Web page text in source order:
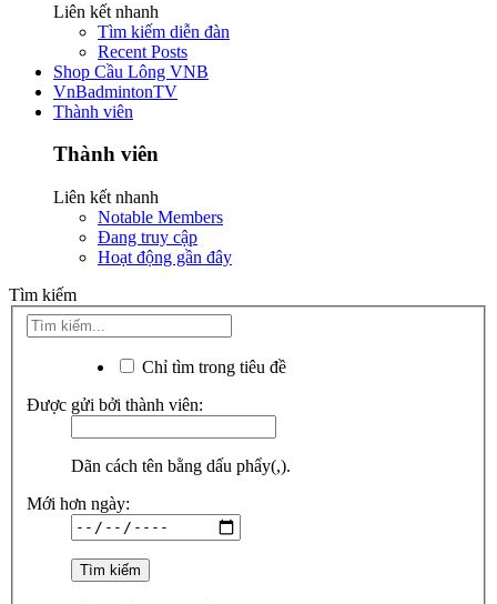
Liên kết nhanh
Tìm kiếm diễn đàn
Recent Posts
Shop Cầu Lông VNB
VnBadmintonTV
Thành viên
Thành viên
Liên kết nhanh
Notable Members
Đang truy cập
Hoạt động gần đây
Tìm kiếm
Chỉ tìm trong tiêu đề
Được gửi bởi thành viên:
Dãn cách tên bằng dấu phẩy(,).
Mới hơn ngày: